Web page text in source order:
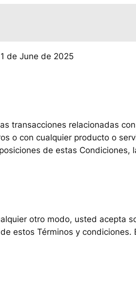
de June de 2025
transacciones relacionadas
o con cualquier producto o
de estas
otro modo, usted acepta
estos Términos y